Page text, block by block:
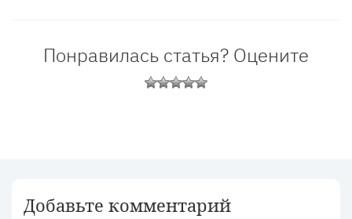
Понравилась статья? Оцените
Добавьте комментарий